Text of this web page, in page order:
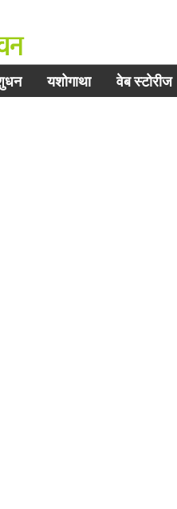
यशोगाथा वेब स्टोरीज